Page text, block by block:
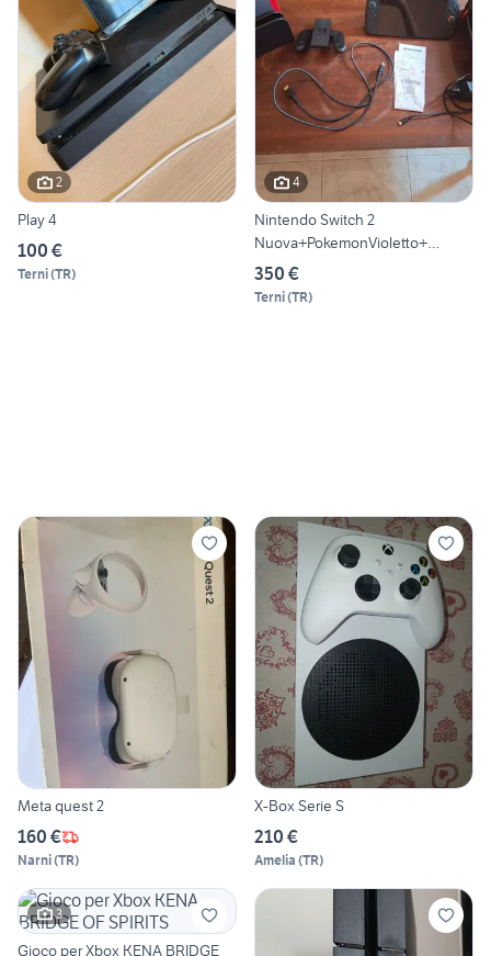
2
Play 4
100 €
Terni(TR)
4
Nintendo Switch 2
Nuova+PokemonVioletto+
Custodia
350 €
Terni(TR)
Meta quest 2
160 €
Narni(TR)
X-Box Serie S
210 €
Amelia (TR)
3
Gioco per Xbox KENA BRIDGE